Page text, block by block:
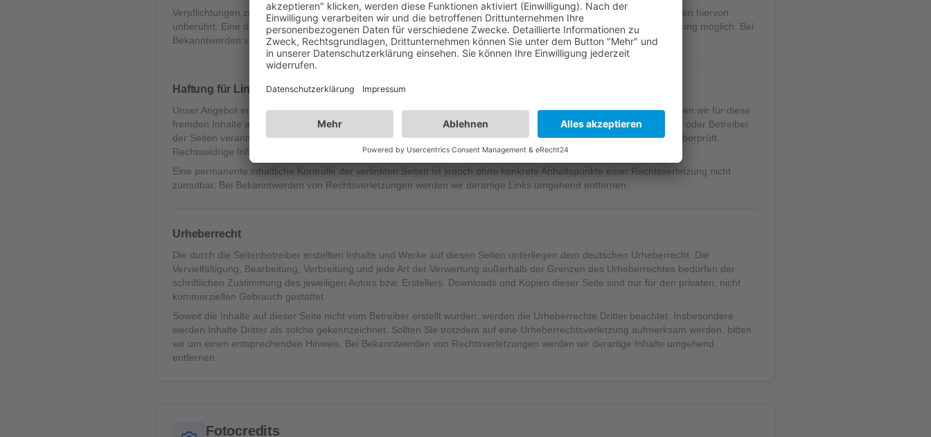
Verpflichtungen zur Entfernung oder Sperrung der Nutzung von Informationen nach den allgemeinen Gesetzen bleiben hiervon
unberührt. Eine diesbezügliche Haftung ist jedoch erst ab dem Zeitpunkt der Kenntnis einer konkreten Rechtsverletzung möglich. Bei
Bekanntwerden von entsprechenden Rechtsverletzungen werden wir diese Inhalte umgehend entfernen.
Haftung für Links
Unser Angebot enthält Links zu externen Websites Dritter, auf deren Inhalte wir keinen Einfluss haben. Deshalb können wir für diese
fremden Inhalte auch keine Gewähr übernehmen. Für die Inhalte der verlinkten Seiten ist stets der jeweilige Anbieter oder Betreiber
der Seiten verantwortlich. Die verlinkten Seiten wurden zum Zeitpunkt der Verlinkung auf mögliche Rechtsverstöße überprüft.
Rechtswidrige Inhalte waren zum Zeitpunkt der Verlinkung nicht erkennbar.
Eine permanente inhaltliche Kontrolle der verlinkten Seiten ist jedoch ohne konkrete Anhaltspunkte einer Rechtsverletzung nicht
zumutbar. Bei Bekanntwerden von Rechtsverletzungen werden wir derartige Links umgehend entfernen.
Urheberrecht
Die durch die Seitenbetreiber erstellten Inhalte und Werke auf diesen Seiten unterliegen dem deutschen Urheberrecht. Die
Vervielfältigung, Bearbeitung, Verbreitung und jede Art der Verwertung außerhalb der Grenzen des Urheberrechtes bedürfen der
schriftlichen Zustimmung des jeweiligen Autors bzw. Erstellers. Downloads und Kopien dieser Seite sind nur für den privaten, nicht
kommerziellen Gebrauch gestattet.
Soweit die Inhalte auf dieser Seite nicht vom Betreiber erstellt wurden, werden die Urheberrechte Dritter beachtet. Insbesondere
werden Inhalte Dritter als solche gekennzeichnet. Sollten Sie trotzdem auf eine Urheberrechtsverletzung aufmerksam werden, bitten
wir um einen entsprechenden Hinweis. Bei Bekanntwerden von Rechtsverletzungen werden wir derartige Inhalte umgehend
entfernen.
Fotocredits